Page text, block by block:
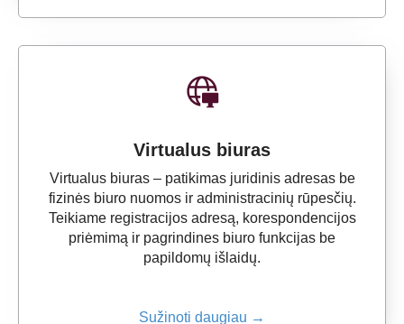
Virtualus biuras
Virtualus biuras – patikimas juridinis adresas be
fizinės biuro nuomos ir administracinių rūpesčių.
Teikiame registracijos adresą, korespondencijos
priėmimą ir pagrindines biuro funkcijas be
papildomų išlaidų.
Sužinoti daugiau →